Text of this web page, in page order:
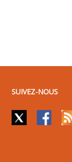
SUIVEZ-NOUS